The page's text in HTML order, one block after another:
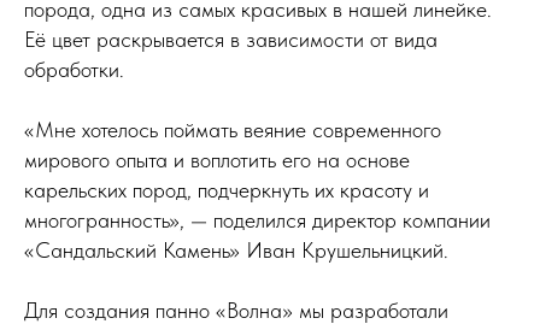
порода, одна из самых красивых в нашей линейке.
Её цвет раскрывается в зависимости от вида
обработки.
«Мне хотелось поймать веяние современного
мирового опыта и воплотить его на основе
карельских пород, подчеркнуть их красоту и
многогранность», — поделился директор компании
«Сандальский Камень» Иван Крушельницкий.
Для создания панно «Волна» мы разработали